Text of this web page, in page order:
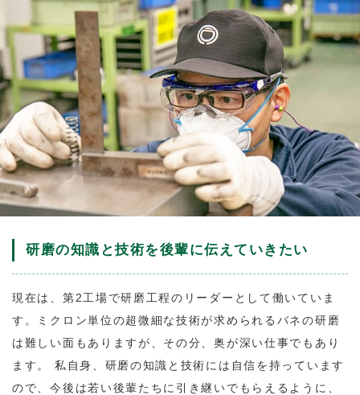
研磨の知識と技術を後輩に伝えていきたい
現在は、第2工場で研磨工程のリーダーとして働いていま
す。ミクロン単位の超微細な技術が求められるバネの研磨
は難しい面もありますが、その分、奥が深い仕事でもあり
ます。 私自身、研磨の知識と技術には自信を持っています
ので、今後は若い後輩たちに引き継いでもらえるように、